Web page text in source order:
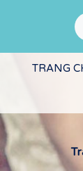
TRANG